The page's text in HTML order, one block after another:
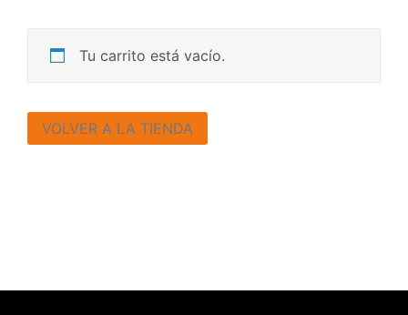
Tu carrito está vacío.
VOLVER A LA TIENDA